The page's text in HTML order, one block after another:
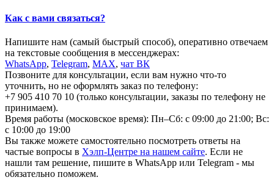
Как с вами связаться?
Напишите нам (самый быстрый способ), оперативно отвечаем
на текстовые сообщения в мессенджерах:
WhatsApp, Telegram, МАХ, чат ВК
Позвоните для консультации, если вам нужно что-то
уточнить, но не оформлять заказ по телефону:
+7 905 410 70 10 (только консультации, заказы по телефону не
принимаем).
Время работы (московское время): Пн–Сб: с 09:00 до 21:00; Вс:
с 10:00 до 19:00
Вы также можете самостоятельно посмотреть ответы на
частые вопросы в Хэлп-Центре на нашем сайте. Если не
нашли там решение, пишите в WhatsApp или Telegram - мы
обязательно поможем.